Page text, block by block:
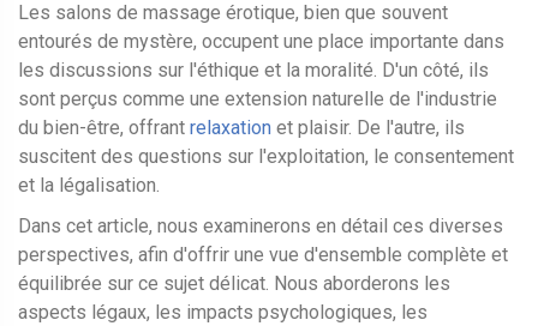
Les salons de massage érotique, bien que souvent
entourés de mystère, occupent une place importante dans
les discussions sur l'éthique et la moralité. D'un côté, ils
sont perçus comme une extension naturelle de l'industrie
du bien-être, offrant relaxation et plaisir. De l'autre, ils
suscitent des questions sur l'exploitation, le consentement
et la légalisation.
Dans cet article, nous examinerons en détail ces diverses
perspectives, afin d'offrir une vue d'ensemble complète et
équilibrée sur ce sujet délicat. Nous aborderons les
aspects légaux, les impacts psychologiques, les